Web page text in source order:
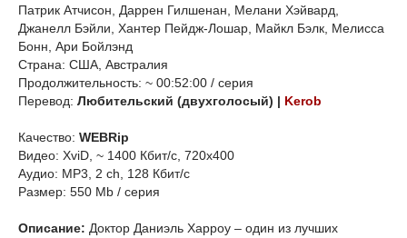
Патрик Атчисон, Даррен Гилшенан, Мелани Хэйвард,
Джанелл Бэйли, Хантер Пейдж-Лошар, Майкл Бэлк, Мелисса
Бонн, Ари Бойлэнд
Страна: США, Австралия
Продолжительность: ~ 00:52:00 / серия
Перевод: Любительский (двухголосый) | Kerob
Качество: WEBRip
Видео: XviD, ~ 1400 Кбит/с, 720x400
Аудио: MP3, 2 ch, 128 Кбит/с
Размер: 550 Mb / серия
Описание: Доктор Даниэль Харроу – один из лучших